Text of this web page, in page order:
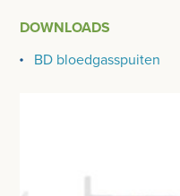
login
DOWNLOADS
BD bloedgasspuiten